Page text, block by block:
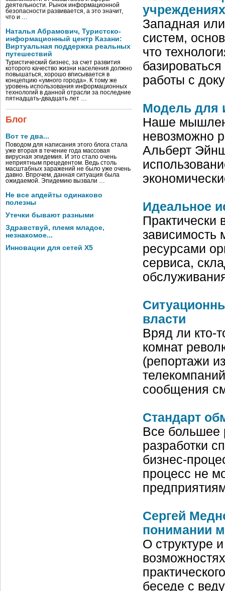
деятельности. Рынок информационной
безопасности развивается, а это значит,
что и …
Наталья Абрамович, Туристско-
информационный центр Казани:
Виртуальная поддержка реальных
путешествий
Туристический бизнес, за счет развития
которого качество жизни населения должно
повышаться, хорошо вписывается в
концепцию «умного города». К тому же
уровень использования информационных
технологий в данной отрасли за последние
пятнадцать-двадцать лет …
Блог
Вот те два...
Поводом для написания этого блога стала
уже вторая в течение года массовая
вирусная эпидемия. И это стало очень
неприятным прецедентом. Ведь столь
масштабных заражений не было уже очень
давно. Впрочем, данная ситуация была
ожидаемой. Эпидемию вызвали …
Не все апдейты одинаково
полезны
Утечки бывают разными
Здравствуй, племя младое,
незнакомое...
Инновации для сетей X5
учреждениях
Западная
систем,
что
работы с
Модель для
Наше
невозможно
Альберт
Идеальное
Практически
ресурсами
сервиса,
власти
Вряд ли кто-
комнат
(репортажи
сообщения
Стандарт
Все большее
разработки
бизнес-
процесс не
Сергей
понимании
О структуре
беседе с